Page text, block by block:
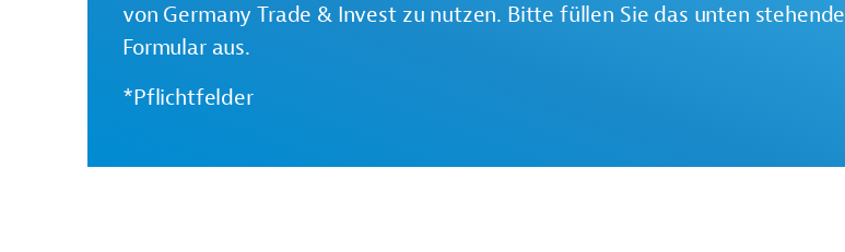
von Germany Trade & Invest zu nutzen. Bitte füllen Sie das unten stehende
Formular aus.
*Pflichtfelder